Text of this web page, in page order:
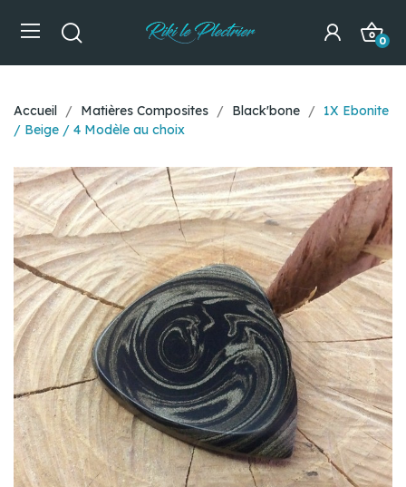
0
Accueil Matières Composites Black'bone
1X Ebonite
/ Beige / 4 Modèle au choix